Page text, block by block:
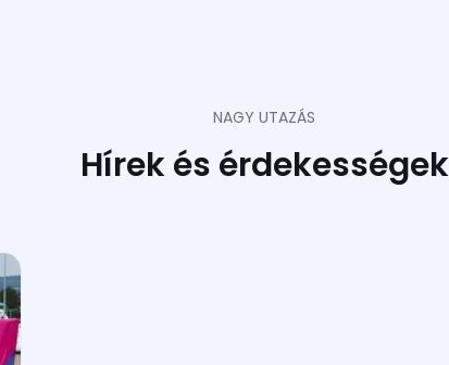
NAGY UTAZÁS
Hírek és érdekességek